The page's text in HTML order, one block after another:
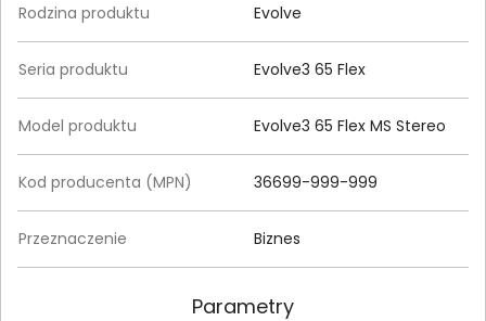
Rodzina produktu Evolve
Seria produktu Evolve3 65 Flex
Model produktu Evolve3 65 Flex MS Stereo
Kod producenta (MPN) 36699-999-999
Przeznaczenie Biznes
Parametry